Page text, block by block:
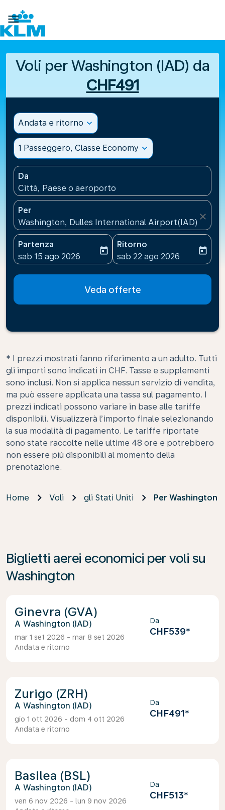

Voli per Washington (IAD) da
CHF491
Andata e ritorno expand_more
1 Passeggero, Classe Economy expand_more
Da
Città, Paese o aeroporto
Per
Washington, Dulles International Airport(IAD), Stati
close
Partenza
fc-booking-departure-date-aria-label
sab 15 ago 2026
today
Ritorno
fc-booking-return-date-
sab 22 ago 2026
today
Veda offerte
* I prezzi mostrati fanno riferimento a un adulto. Tutti
gli importi sono indicati in CHF. Tasse e supplementi
sono inclusi. Non si applica nessun servizio di vendita,
ma può essere applicata una tassa sul pagamento. I
prezzi indicati possono variare in base alle tariffe
disponibili. Visualizzerà l’importo finale selezionando
la sua modalità di pagamento. Le tariffe riportate
sono state raccolte nelle ultime 48 ore e potrebbero
non essere più disponibili al momento della
prenotazione.
Home Voli gli Stati Uniti Per Washington
Biglietti aerei economici per voli su
Washington
Ginevra (GVA)
Washington (IAD)
mar 1 set 2026 - mar 8 set 2026
Andata e ritorno
Da
CHF539*
Zurigo (ZRH)
Washington (IAD)
gio 1 ott 2026 - dom 4 ott 2026
Andata e ritorno
Da
CHF491*
Basilea (BSL)
Washington (IAD)
ven 6 nov 2026 - lun 9 nov 2026
Da
CHF513*